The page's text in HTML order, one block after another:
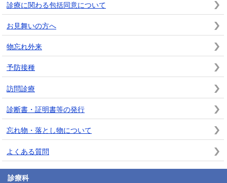
診療に関わる包括同意について
お見舞いの方へ
物忘れ外来
予防接種
訪問診療
診断書・証明書等の発行
忘れ物・落とし物について
よくある質問
診療科